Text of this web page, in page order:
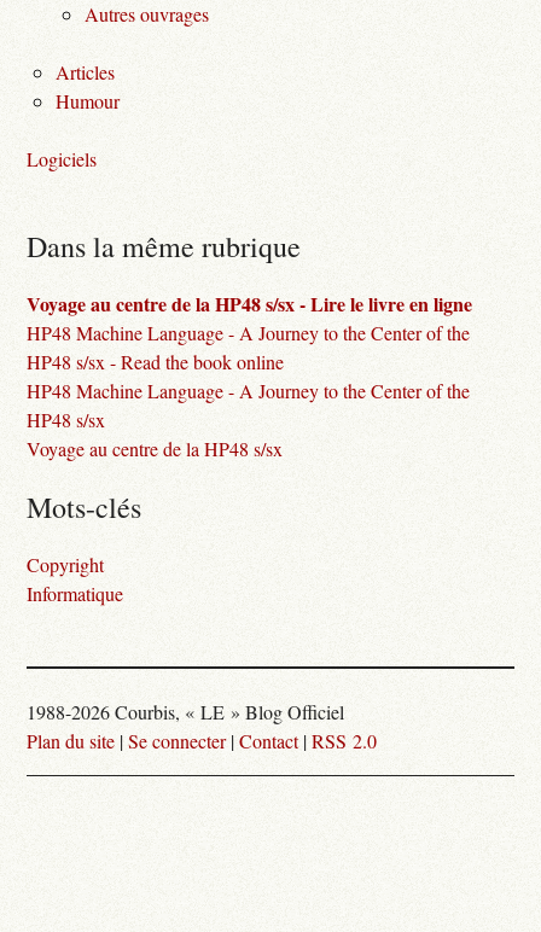
Autres ouvrages
Articles
Humour
Logiciels
Dans la même rubrique
Voyage au centre de la HP48 s/sx - Lire le livre en ligne
HP48 Machine Language - A Journey to the Center of the
HP48 s/sx - Read the book online
HP48 Machine Language - A Journey to the Center of the
HP48 s/sx
Voyage au centre de la HP48 s/sx
Mots-clés
Copyright
Informatique
1988-2026 Courbis, « LE » Blog Officiel
Plan du site |Se connecter|Contact|RSS 2.0